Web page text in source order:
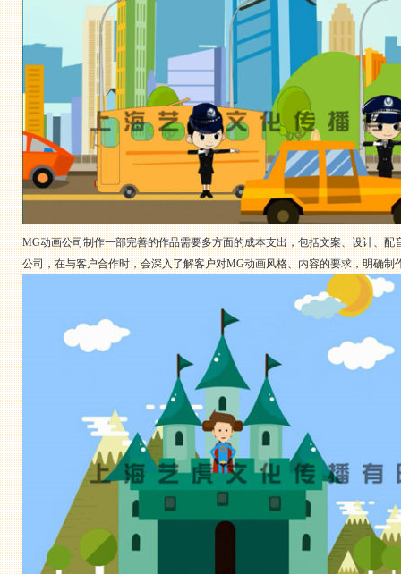
MG动画公司制作一部完善的作品需要多方面的成本支出，包括文案、设计、
公司，在与客户合作时，会深入了解客户对MG动画风格、内容的要求，明确